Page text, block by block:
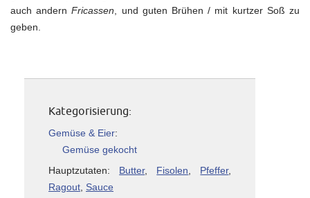
auch andernFricassen , und guten Brühen / mit kurtzer Soß zu
geben.
Kategorisierung:
Gemüse & Eier:
Gemüse gekocht
Hauptzutaten: Butter, Fisolen Pfeffer,
Ragout Sauce